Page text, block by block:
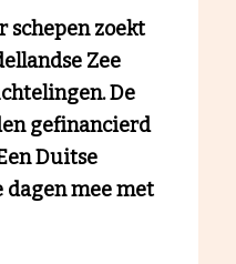
schepen zoekt
Zee
De
gefinancierd
Duitse
dagen mee met